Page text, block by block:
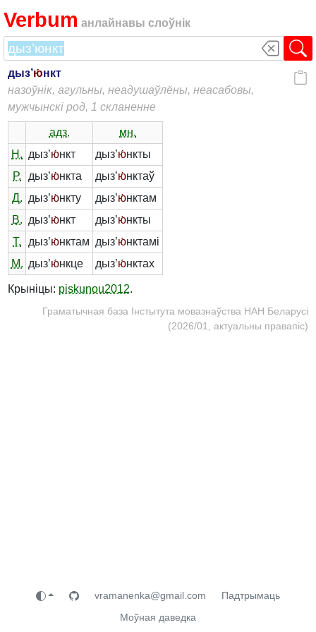
Verbum анлайнавы слоўнік
дыз’ю́нкт
назоўнік, агульны, неадушаўлёны, неасабовы,
мужчынскі род, 1 скланенне
адз.
мн.
Н. дыз’ю́нкт дыз’ю́нкты
Р.
дыз’ю́нкта дыз’ю́нктаў
Д. дыз’ю́нкту дыз’ю́нктам
В. дыз’ю́нкт дыз’ю́нкты
Т.
дыз’ю́нктам дыз’ю́нктамі
М. дыз’ю́нкце дыз’ю́нктах
Крыніцы: piskunou2012.
Граматычная база Інстытута мовазнаўства НАН Беларусі
(2026/01, актуальны правапіс)
vramanenka@gmail.com
Падтрымаць
Моўная даведка